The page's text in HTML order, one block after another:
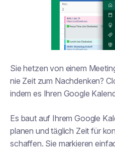
Sie hetzen von einem
nie Zeit zum Nachdenken?
indem es Ihren Google
Es baut auf Ihrem Google
planen und täglich Zeit für
schaffen. Sie markieren